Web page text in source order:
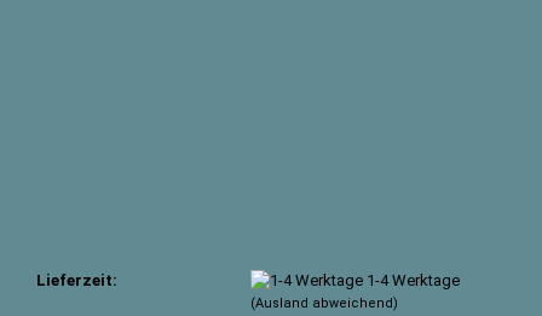
Lieferzeit: 1-4 Werktage
(Ausland abweichend)